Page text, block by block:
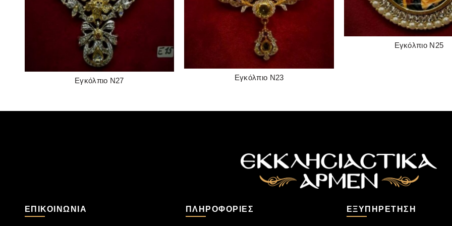
READ MORE
Εγκόλπιο Ν27 READ MORE
Εγκόλπιο Ν23
READ MORE
Εγκόλπιο Ν25
ΕΠΙΚΟΙΝΩΝΊΑ ΠΛΗΡΟΦΟΡΊΕΣ ΕΞΥΠΗΡΈΤΗΣΗ